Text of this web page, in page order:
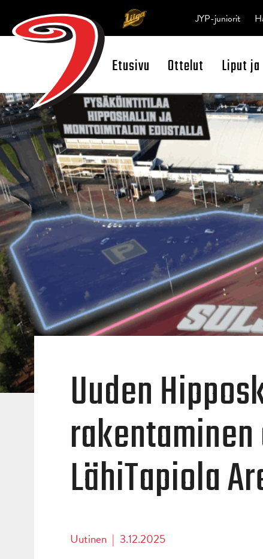
Open Search
Etusivu Ottelut Liput
JYP-juniorit
Uuden
LähiTapiola
Uutinen | 3.12.2025